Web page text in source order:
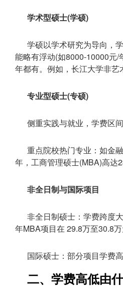
学术型硕士(学硕)
学硕以学术研究为导向，
能略有浮动(如8000-10000元
年都有。例如，长江大学非艺
专业型硕士(专硕)
侧重实践与就业，学费区
重点院校热门专业：如金
年，工商管理硕士(MBA)高达
非全日制与国际项目
非全日制硕士：学费跨度
年MBA项目在 29.8万至30.8万
国际硕士：部分项目学费
二、学费高低由